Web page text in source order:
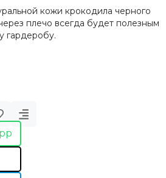
кожи крокодила черного
плечо всегда будет полезным
гардеробу.